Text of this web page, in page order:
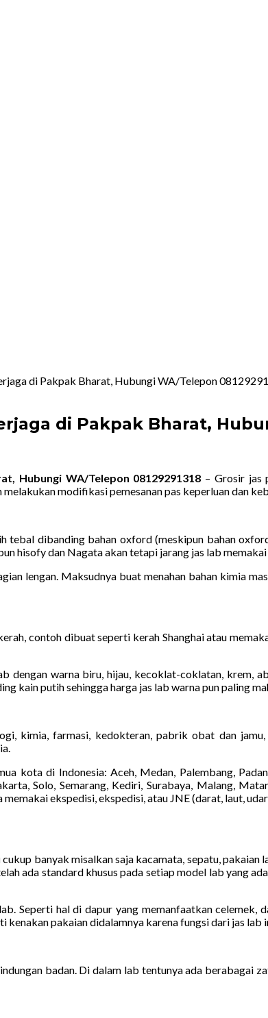
di Pakpak Bharat, Hubungi WA/Telepon
di Pakpak Bharat,
Hubungi WA/Telepon 08129291318 – Grosir jas
modifikasi pemesanan pas keperluan dan
tebal dibanding bahan oxford (meskipun bahan
hisofy dan Nagata akan tetapi jarang jas lab memakai
lengan. Maksudnya buat menahan bahan kimia
contoh dibuat seperti kerah Shanghai atau
dengan warna biru, hijau, kecoklat-coklatan, krem,
kain putih sehingga harga jas lab warna pun paling
kimia, farmasi, kedokteran, pabrik obat dan
kota di Indonesia: Aceh, Medan, Palembang,
Solo, Semarang, Kediri, Surabaya, Malang,
ekspedisi, ekspedisi, atau JNE (darat, laut,
banyak misalkan saja kacamata, sepatu, pakaian
ada standard khusus pada setiap model lab yang
Seperti hal di dapur yang memanfaatkan
kenakan pakaian didalamnya karena fungsi dari jas
badan. Di dalam lab tentunya ada berabagai